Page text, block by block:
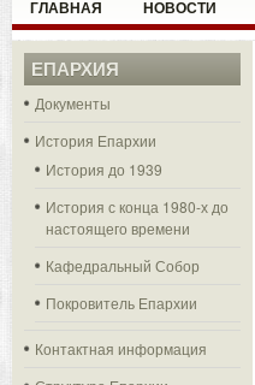
ГЛАВНАЯ НОВОСТИ
ЕПАРХИЯ
Документы
История Епархии
История до 1939
История с конца 1980-х до
настоящего времени
Кафедральный Собор
Покровитель Епархии
Контактная информация